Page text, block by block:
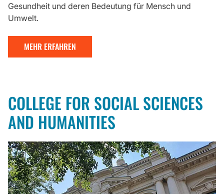
Gesundheit und deren Bedeutung für Mensch und
Umwelt.
MEHR ERFAHREN
COLLEGE FOR SOCIAL SCIENCES
AND HUMANITIES